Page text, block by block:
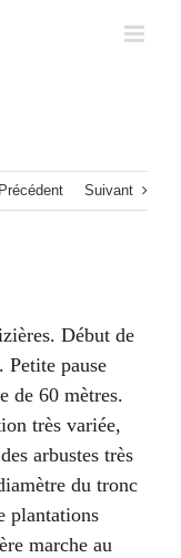
Précédent Suivant
Début de
Petite pause
de 60 mètres.
très variée,
arbustes très
du tronc
plantations
marche au